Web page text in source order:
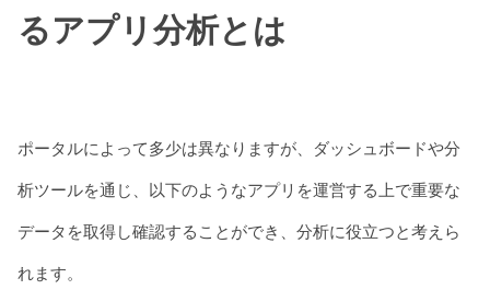
るアプリ分析とは
ポータルによって多少は異なりますが、ダッシュボードや分
析ツールを通じ、以下のようなアプリを運営する上で重要な
データを取得し確認することができ、分析に役立つと考えら
れます。